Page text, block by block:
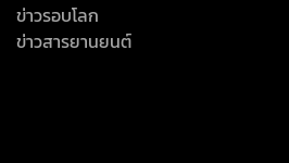
ข่าวรอบโลก
ข่าวสารยานยนต์